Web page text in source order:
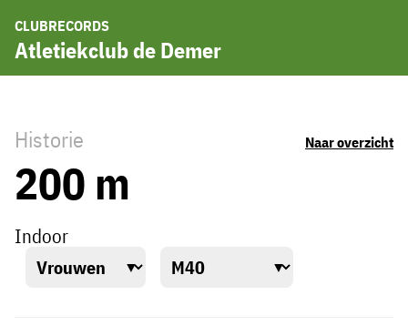
CLUBRECORDS
Atletiekclub de Demer
Historie Naar overzicht
200 m
Indoor